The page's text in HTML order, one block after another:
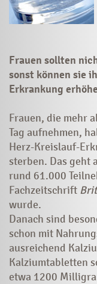
Frauen sollten
sonst können sie
Erkrankung
Frauen, die mehr
Tag aufnehmen,
Herz-Kreislauf-
sterben. Das geht
rund 61.000
Fachzeitschrift
wurde.
Danach sind
schon mit
ausreichend
Kalziumtabletten
etwa 1200